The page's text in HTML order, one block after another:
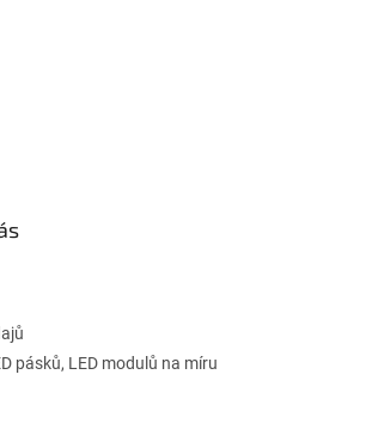
pásků, LED modulů na míru